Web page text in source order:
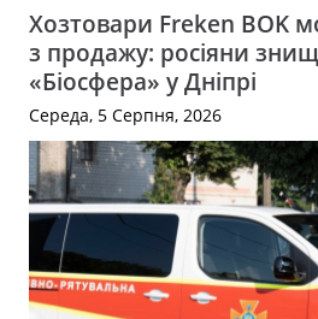
Хозтовари Freken BOK
з продажу: росіяни
«Біосфера» у Дніпрі
Середа, 5 Серпня, 2026